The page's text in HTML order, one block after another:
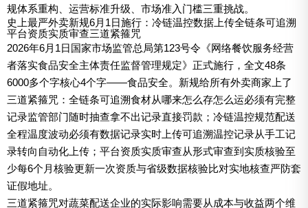
规体系重构、运营标准升级、市场准入门槛三重挑战。
史上最严外卖新规6月1日施行：冷链温控数据上传全链条可追溯
平台资质实质审查三道紧箍咒
2026年6月1日国家市场监管总局第123号令《网络餐饮服务经营
者落实食品安全主体责任监督管理规定》正式施行，全文48条
6000多个字核心4个字——食品安全。新规给所有外卖商家上了
三道紧箍咒：全链条可追溯食材从哪来怎么存怎么运必须有完整
记录监管部门随时抽查拿不出记录直接罚款；冷链温控规范配送
全程温度波动必须有数据记录实时上传可追溯温控记录从手工记
录转向自动化上传；平台资质实质审查从形式审查到实质核验至
少每6个月核验更新一次资质与省级数据核验比对实地核查严防套
证假地址。
三道紧箍咒对蔬菜配送企业的实际影响需要从成本与收益两个维